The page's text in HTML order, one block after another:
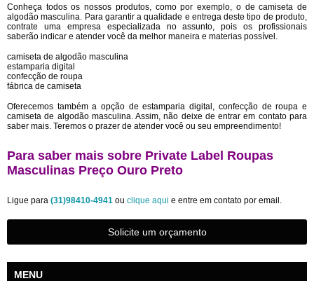
Conheça todos os nossos produtos, como por exemplo, o de camiseta de
algodão masculina. Para garantir a qualidade e entrega deste tipo de produto,
contrate uma empresa especializada no assunto, pois os profissionais
saberão indicar e atender você da melhor maneira e materias possível.
camiseta de algodão masculina
estamparia digital
confecção de roupa
fábrica de camiseta
Oferecemos também a opção de estamparia digital, confecção de roupa e
camiseta de algodão masculina. Assim, não deixe de entrar em contato para
saber mais. Teremos o prazer de atender você ou seu empreendimento!
Para saber mais sobre Private Label Roupas
Masculinas Preço Ouro Preto
Ligue para (31)98410-4941 ou clique aqui e entre em contato por email.
Solicite um orçamento
MENU